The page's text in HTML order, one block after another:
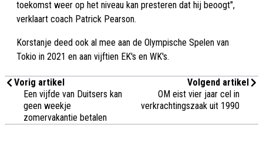
toekomst weer op het niveau kan presteren dat hij beoogt",
verklaart coach Patrick Pearson.
Korstanje deed ook al mee aan de Olympische Spelen van
Tokio in 2021 en aan vijftien EK's en WK's.
Vorig artikel
Een vijfde van Duitsers kan
geen weekje
zomervakantie betalen
Volgend artikel
OM eist vier jaar cel in
verkrachtingszaak uit 1990